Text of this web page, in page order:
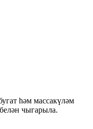
һәм массакүләм
чыгарыла.